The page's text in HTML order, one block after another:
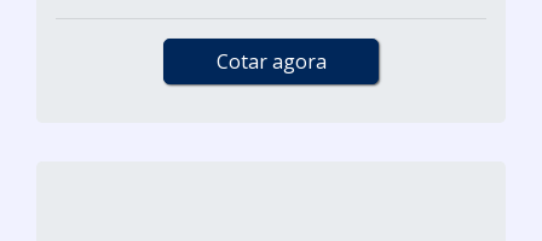
Cotar agora